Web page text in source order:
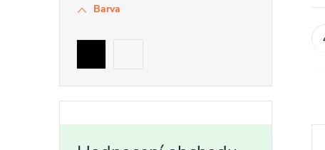
e
l
Barva